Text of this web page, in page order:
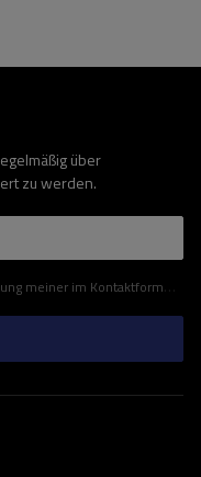
über
zu werden.
der Verordnung (EU) des Europäischen Parlaments und des Rates zu.